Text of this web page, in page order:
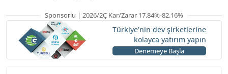
Sponsorlu | 2026/2Ç Kar/Zarar 17.84%-82.16%
Türkiye’nin dev şirketlerine
kolayca yatırım yapın
Denemeye Başla